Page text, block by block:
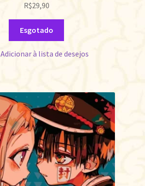
R$29,90
Esgotado
Adicionar à lista de desejos